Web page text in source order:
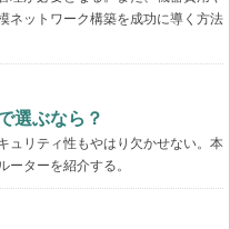
ネットワーク構築を成功に導く方法
選ぶなら？
ュリティ性もやはり欠かせない。本
ターを紹介する。